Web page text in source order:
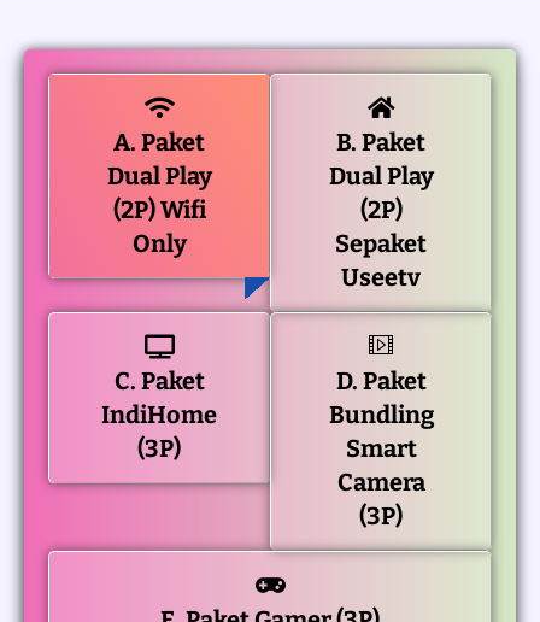
A. Paket
Dual Play
(2P) Wifi
Only
B. Paket
Dual Play
(2P)
Sepaket
Useetv
C. Paket
IndiHome
(3P)
D. Paket
Bundling
Smart
Camera
(3P)